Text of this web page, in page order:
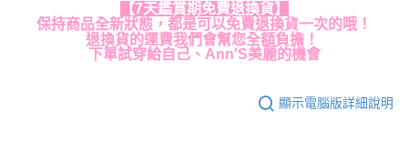
【7天鑑賞期免費退換貨】
保持商品全新狀態，都是可以免費退換貨一次的哦！
退換貨的運費我們會幫您全額負擔！
下單試穿給自己、Ann'S美麗的機會
顯示電腦版詳細說明